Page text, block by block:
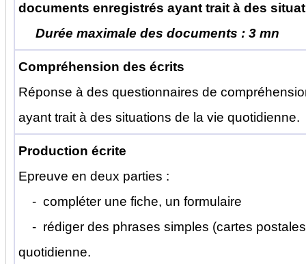
documents enregistrés ayant trait à des
Durée maximale des documents : 3 mn
Compréhension des écrits
Réponse à des questionnaires de
ayant trait à des situations de la vie quotidienne.
Production écrite
Epreuve en deux parties :
- compléter une fiche, un formulaire
- rédiger des phrases simples (cartes
quotidienne.